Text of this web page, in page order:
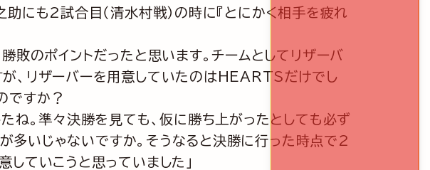
にも2試合目（清水村戦）の時に『とにかく相手を疲れ
ポイントだったと思います。チームとしてリザーバ
、リザーバーを用意していたのはHEARTSだけでし
ですか？
ね。準々決勝を見ても、仮に勝ち上がったとしても必ず
いじゃないですか。そうなると決勝に行った時点で2
ていこうと思っていました」